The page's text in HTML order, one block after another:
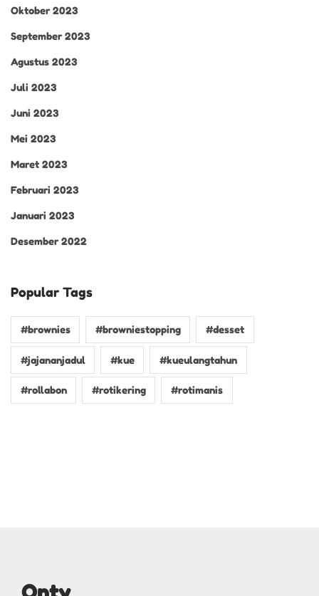
Oktober 2023
September 2023
Agustus 2023
Juli 2023
Juni 2023
Mei 2023
Maret 2023
Februari 2023
Januari 2023
Desember 2022
Popular Tags
#brownies #browniestopping #desset
#jajananjadul #kue #kueulangtahun
#rollabon #rotikering #rotimanis